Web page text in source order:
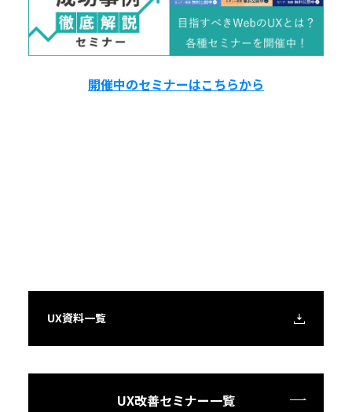
開催中のセミナーはこちらから
UX資料一覧
UX改善セミナー一覧